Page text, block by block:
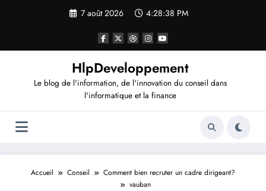
7 août 2026 4:28:39 PM
HlpDeveloppement
Le blog de l'information, de l'innovation du conseil dans
l'informatique et la finance
Accueil Conseil
Comment bien recruter un cadre dirigeant?
vauban